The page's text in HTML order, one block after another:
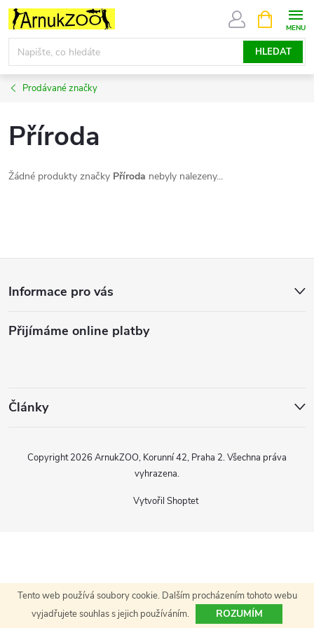
Tento web používá soubory cookie. Dalším procházením tohoto webu
vyjadřujete souhlas s jejich používáním.
ROZUMÍM
Přejít
obsah
HLEDAT
NÁKUPNÍ
KOŠÍK
Prodávané značky
Příroda
Žádné produkty značky Příroda nebyly nalezeny...
p
Informace pro vás
Přijímáme online platby
Články
Vytvořil Shoptet
Copyright 2026 ArnukZOO, Korunní 42, Praha 2. Všechna práva
vyhrazena.